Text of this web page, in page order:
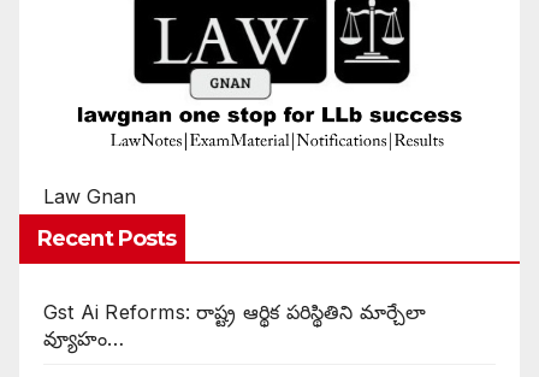
Law Gnan
Recent Posts
Gst Ai Reforms: రాష్ట్ర ఆర్థిక పరిస్థితిని మార్చేలా
వ్యూహం…